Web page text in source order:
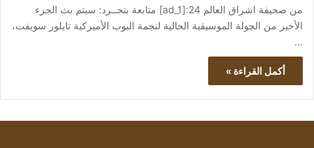
من صحيفة اشراق العالم 24:[ad_1] متابعة بتجــرد: سيتم بث الجزء
الأخير من الجولة الموسيقية الحالية لنجمة البوب الأميركية تايلور سويفت،
…
أكمل القراءة »